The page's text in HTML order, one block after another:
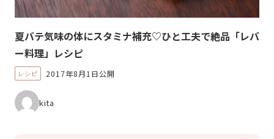
夏バテ気味の体にスタミナ補充♡ひと工夫で絶品「レバ
ー料理」レシピ
レシピ 2017年8月1日公開
kita